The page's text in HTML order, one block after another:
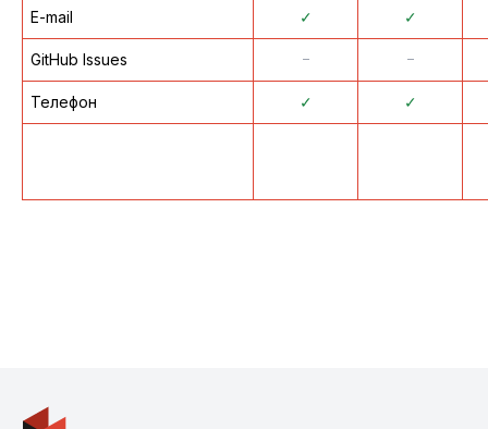
E-mail ✓ ✓
GitHub Issues ᠆ ᠆
Телефон ✓ ✓